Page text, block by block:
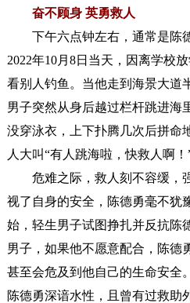
奋不顾身 英勇救人
下午六点钟左右，通常是陈德
2022年10月8日当天，因离学校
看别人钓鱼。当他走到海景大道
男子突然从身后越过栏杆跳进海
没穿泳衣，上下扑腾几次后拼命
人大叫“有人跳海啦，快救人啊！
危难之际，救人刻不容缓，
视了自身的安全，陈德勇毫不犹
始，轻生男子试图挣扎并反抗陈
男子，如果他不愿意配合，陈德
甚至会危及到他自己的生命安全
陈德勇深谙水性，且曾有过救助